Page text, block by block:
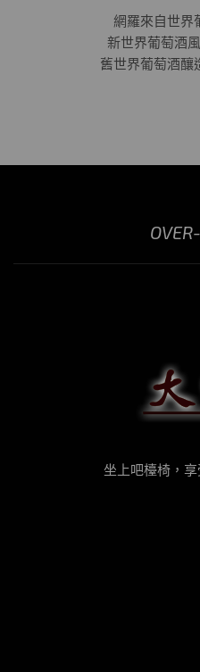
網羅來自世界
新世界葡萄酒
舊世界葡萄酒釀
坐上吧檯椅，